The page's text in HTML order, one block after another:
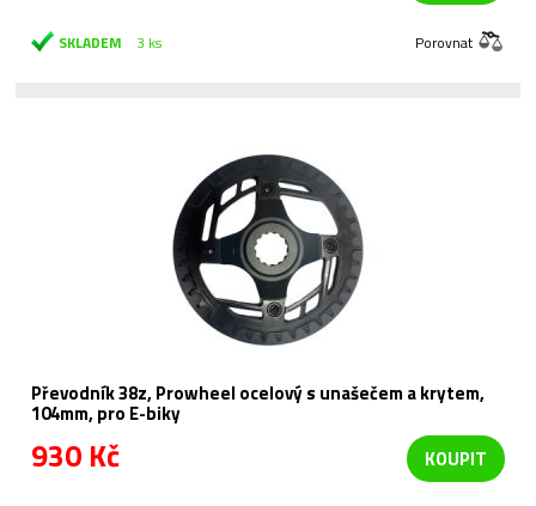
SKLADEM 3 ks Porovnat
Převodník 38z, Prowheel ocelový s unašečem a krytem,
104mm, pro E-biky
930 Kč KOUPIT